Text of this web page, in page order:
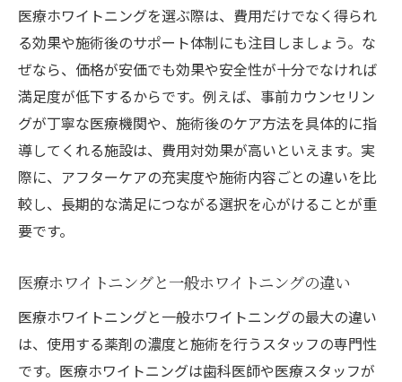
医療ホワイトニングを選ぶ際は、費用だけでなく得られ
る効果や施術後のサポート体制にも注目しましょう。な
ぜなら、価格が安価でも効果や安全性が十分でなければ
満足度が低下するからです。例えば、事前カウンセリン
グが丁寧な医療機関や、施術後のケア方法を具体的に指
導してくれる施設は、費用対効果が高いといえます。実
際に、アフターケアの充実度や施術内容ごとの違いを比
較し、長期的な満足につながる選択を心がけることが重
要です。
医療ホワイトニングと一般ホワイトニングの違い
医療ホワイトニングと一般ホワイトニングの最大の違い
は、使用する薬剤の濃度と施術を行うスタッフの専門性
です。医療ホワイトニングは歯科医師や医療スタッフが